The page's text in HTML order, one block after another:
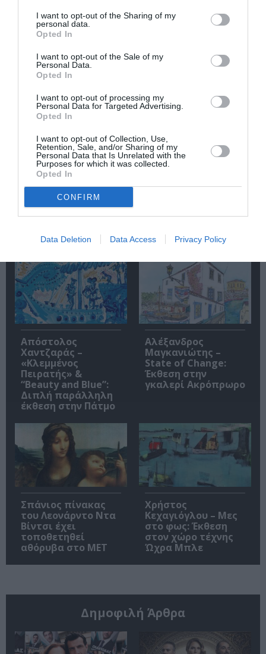
I want to opt-out of the Sharing of my
personal data.
Opted In
I want to opt-out of the Sale of my
Personal Data.
Opted In
I want to opt-out of processing my
Personal Data for Targeted Advertising.
Opted In
I want to opt-out of Collection, Use,
Retention, Sale, and/or Sharing of my
Personal Data that Is Unrelated with the
Purposes for which it was collected.
Opted In
CONFIRM
Data Deletion Data Access Privacy Policy
ΓΛΥΠΤΙΚΗ - ΧΑΡΑΚΤΙΚΗ
ΕΙΚΑΣΤΙΚΕΣ ΕΚΘΕΣΕΙΣ
ΖΩΓΡΑΦΟΣ
Newsletter
Κάθε βδομάδα στο e-mail σας τα τελευταία νέα για
την Τέχνη και τον Πολιτισμό!
Σχετικά Άρθρα
Απόστολος
Χαντζαράς –
«Κλεμμένος
Πειρατής» &
“Beauty and Blue”:
Διπλή παράλληλη
έκθεση στην Πάτμο
Αλέξανδρος
Μαγκανιώτης –
State of Change:
Έκθεση στην
γκαλερί Ακρόπρωρο
Σπάνιος πίνακας
του Λεονάρντο Ντα
Βίντσι έχει
τοποθετηθεί
αθόρυβα στο MET
Χρήστος
Κεχαγιόγλου – Μες
στο φως: Έκθεση
στον χώρο τέχνης
Ώχρα Μπλε
Δημοφιλή Άρθρα